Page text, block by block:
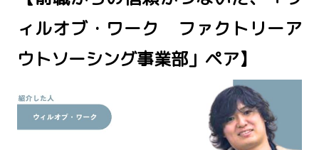
ィルオブ・ワーク ファクトリーア
ウトソーシング事業部」ペア】